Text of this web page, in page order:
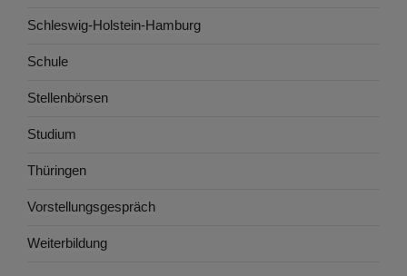
Schleswig-Holstein-Hamburg
Schule
Stellenbörsen
Studium
Thüringen
Vorstellungsgespräch
Weiterbildung